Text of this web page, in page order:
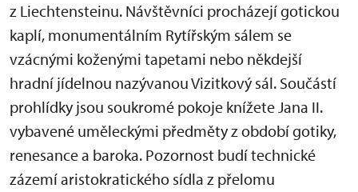
z Liechtensteinu. Návštěvníci procházejí gotickou
kaplí, monumentálním Rytířským sálem se
vzácnými koženými tapetami nebo někdejší
hradní jídelnou nazývanou Vizitkový sál. Součástí
prohlídky jsou soukromé pokoje knížete Jana II.
vybavené uměleckými předměty z období gotiky,
renesance a baroka. Pozornost budí technické
zázemí aristokratického sídla z přelomu